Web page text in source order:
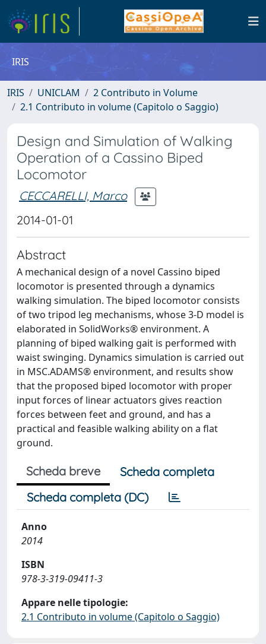
IRIS
IRIS UNICLAM
2 Contributo in Volume
2.1 Contributo in volume (Capitolo o Saggio)
Design and Simulation of Walking
Operation of a Cassino Biped
Locomotor
CECCARELLI, Marco
2014-01-01
Abstract
A mechanical design of a novel Cassino biped
locomotor is presented through a dynamics
walking simulation. The biped locomotor consists
of two tripod leg mechanisms, whose 3-D model is
elaborated in SolidWorks® environment. A
planning of biped walking gait is performed with
waist swinging. Dynamics simulation is carried out
in MSC.ADAMS® environment, and results show
that the proposed biped locomotor with proper
input forces of linear actuators gives reaction
forces between feet and ground, and has a
practical and feasible walking ability on a flat
ground.
Scheda breve
Scheda completa
Scheda completa (DC)
Anno
2014
ISBN
978-3-319-09411-3
Appare nelle tipologie:
2.1 Contributo in volume (Capitolo o Saggio)